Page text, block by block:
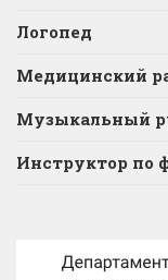
Логопед
Медицинский
Музыкальный
Инструктор по